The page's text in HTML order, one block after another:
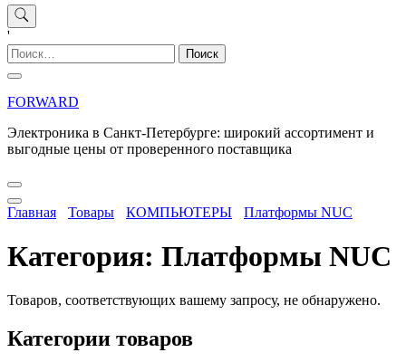
'
Найти:
FORWARD
Электроника в Санкт-Петербурге: широкий ассортимент и
выгодные цены от проверенного поставщика
Главная Товары КОМПЬЮТЕРЫ Платформы NUC
Категория: Платформы NUC
Товаров, соответствующих вашему запросу, не обнаружено.
Категории товаров